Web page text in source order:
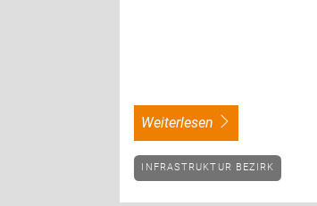
weiterlesen
INFRASTRUKTUR BEZIRK